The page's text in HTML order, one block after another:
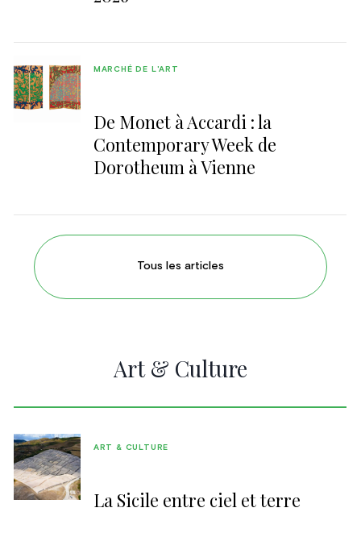
De Monet à Accardi : la
Contemporary Week de
Dorotheum à Vienne
MARCHÉ DE L'ART
Tous les articles
Art & Culture
La Sicile entre ciel et terre
ART & CULTURE